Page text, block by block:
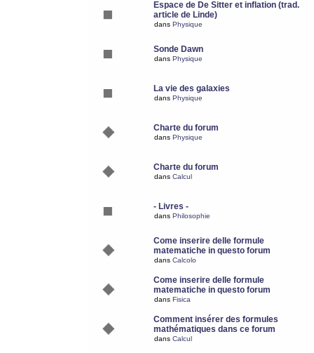
Espace de De Sitter et inflation (trad.
article de Linde)
dans Physique
Sonde Dawn
dans Physique
La vie des galaxies
dans Physique
Charte du forum
dans Physique
Charte du forum
dans Calcul
- Livres -
dans Philosophie
Come inserire delle formule
matematiche in questo forum
dans Calcolo
Come inserire delle formule
matematiche in questo forum
dans Fisica
Comment insérer des formules
mathématiques dans ce forum
dans Calcul